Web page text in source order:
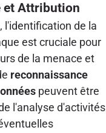
et Attribution
l'identification de la
est cruciale pour
de la menace et
reconnaissance
peuvent être
l'analyse d'activités